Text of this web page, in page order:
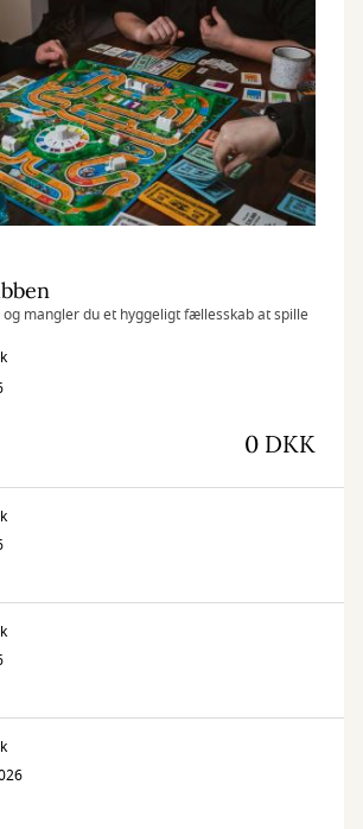
mangler du et hyggeligt fællesskab at spille
0 DKK